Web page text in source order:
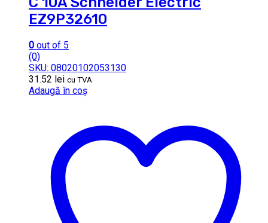
EZ9P32610
0 out of 5
(0)
SKU: 08020102053130
31.52 lei cu TVA
Adaugă în coș